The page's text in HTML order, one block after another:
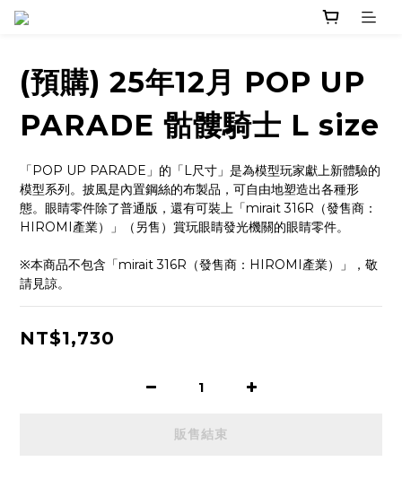
(預購) 25年12月 POP UP
PARADE 骷髏騎士 L size
「POP UP PARADE」的「L尺寸」是為模型玩家獻上新體驗的
模型系列。披風是內置鋼絲的布製品，可自由地塑造出各種形
態。眼睛零件除了普通版，還有可裝上「mirait 316R（發售商：
HIROMI產業）」（另售）賞玩眼睛發光機關的眼睛零件。
※本商品不包含「mirait 316R（發售商：HIROMI產業）」，敬
請見諒。
NT$1,730
販售結束